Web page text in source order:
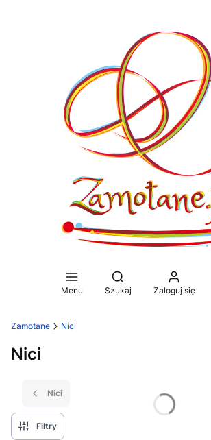
Menu
Otwórz wyszukiwarkę
Szukaj Zaloguj się
Zamotane Nici
Nici
Nici
Filtry